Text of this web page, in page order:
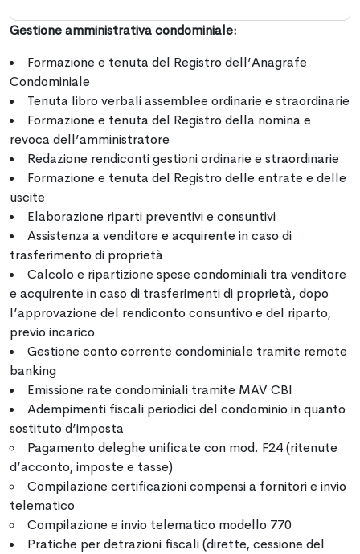
Gestione amministrativa condominiale:
Formazione e tenuta del Registro dell’Anagrafe
Condominiale
Tenuta libro verbali assemblee ordinarie e straordinarie
Formazione e tenuta del Registro della nomina e
revoca dell’amministratore
Redazione rendiconti gestioni ordinarie e straordinarie
Formazione e tenuta del Registro delle entrate e delle
uscite
Elaborazione riparti preventivi e consuntivi
Assistenza a venditore e acquirente in caso di
trasferimento di proprietà
Calcolo e ripartizione spese condominiali tra venditore
e acquirente in caso di trasferimenti di proprietà, dopo
l’approvazione del rendiconto consuntivo e del riparto,
previo incarico
Gestione conto corrente condominiale tramite remote
banking
Emissione rate condominiali tramite MAV CBI
Adempimenti fiscali periodici del condominio in quanto
sostituto d’imposta
Pagamento deleghe unificate con mod. F24 (ritenute
d’acconto, imposte e tasse)
Compilazione certificazioni compensi a fornitori e invio
telematico
Compilazione e invio telematico modello 770
Pratiche per detrazioni fiscali (dirette, cessione del